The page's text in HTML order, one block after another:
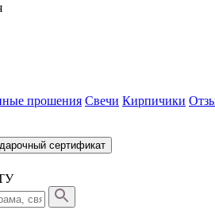
прошения Свечи Кирпичики
сертификат